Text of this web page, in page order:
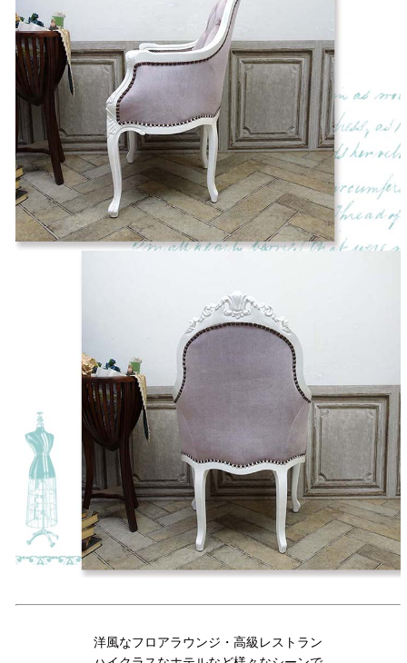
洋風なフロアラウンジ・高級レストラン